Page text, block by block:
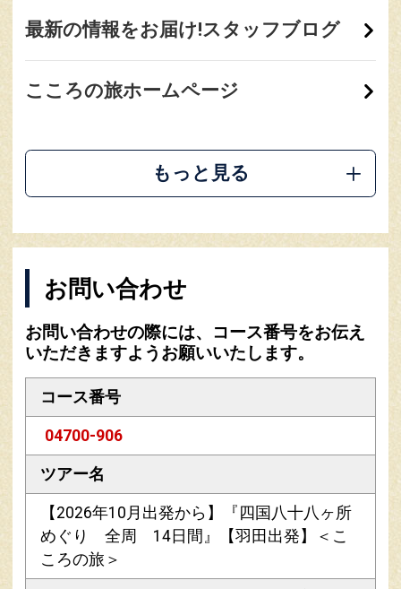
最新の情報をお届け!スタッフブログ
こころの旅ホームページ
もっと見る
お問い合わせ
お問い合わせの際には、コース番号をお伝え
いただきますようお願いいたします。
コース番号
04700-906
ツアー名
【2026年10月出発から】『四国八十八ヶ所
めぐり 全周 14日間』【羽田出発】＜こ
ころの旅＞